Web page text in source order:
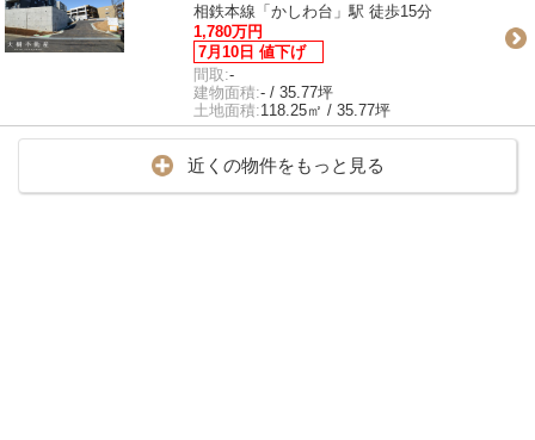
相鉄本線「かしわ台」駅 徒歩15分
1,780万円
7月10日 値下げ
間取:-
建物面積:- / 35.77坪
土地面積:118.25㎡ / 35.77坪
近くの物件をもっと見る